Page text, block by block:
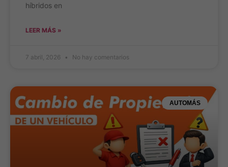
híbridos en
LEER MÁS »
7 abril, 2026 No hay comentarios
AUTOMÁS